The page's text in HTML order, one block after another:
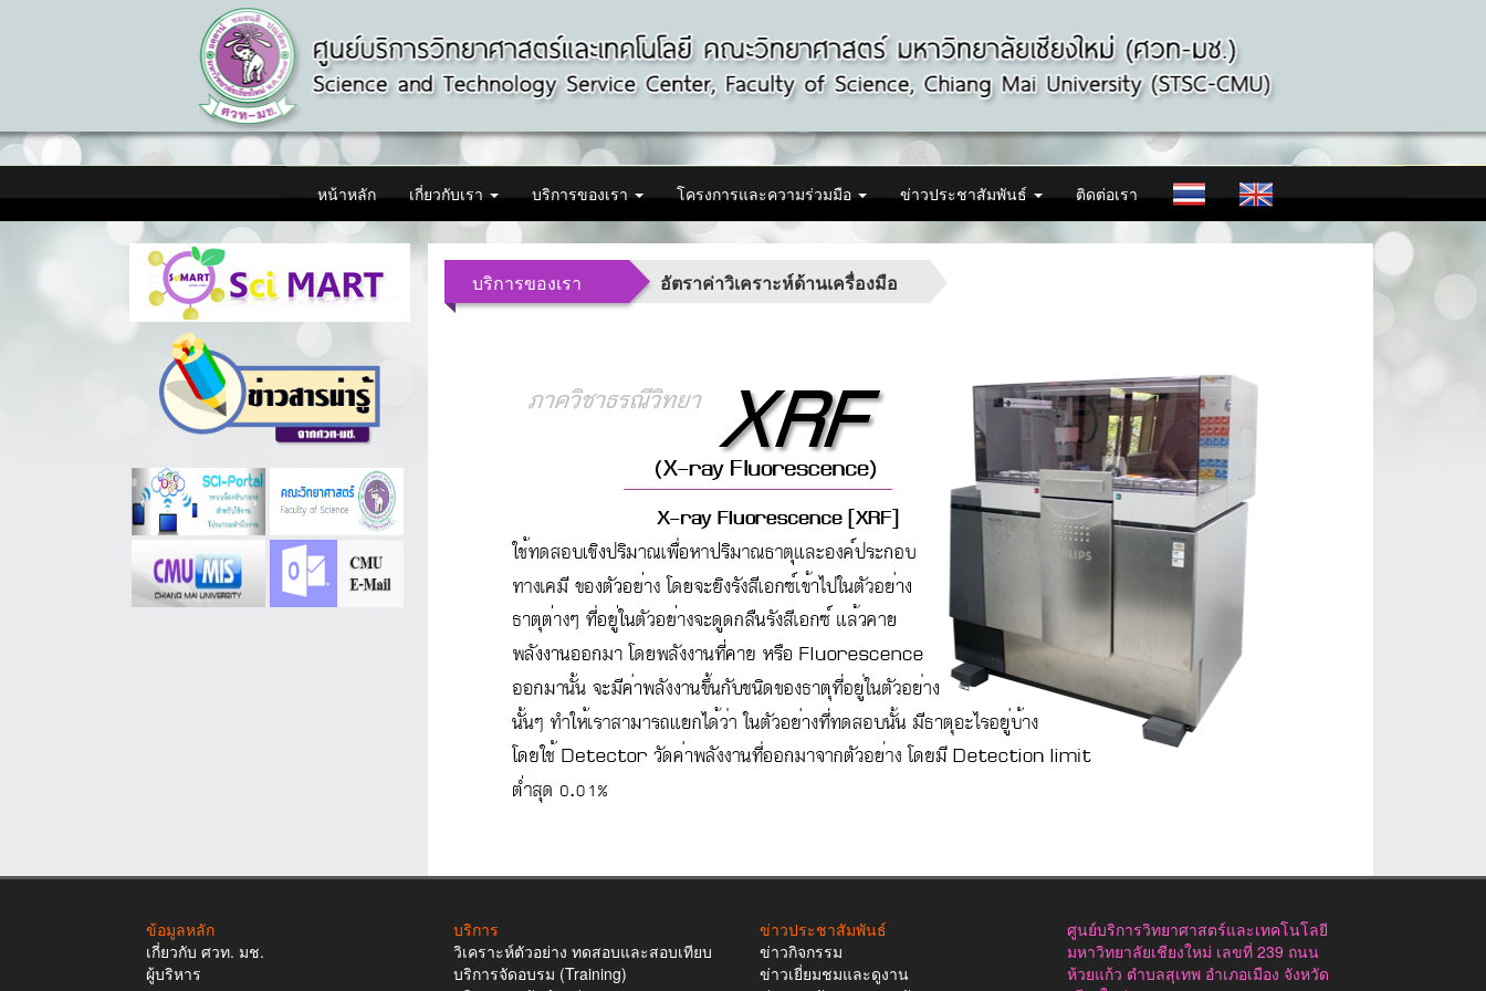
หน้าหลัก เกี่ยวกับเรา บริการของเรา โครงการและความร่วมมือ ข่าวประชาสัมพันธ์ ติดต่อเรา
บริการของเรา อัตราค่าวิเคราะห์ด้านเครื่องมือ
ข้อมูลหลัก
เกี่ยวกับ ศวท. มช.
ผู้บริหาร
บริการ
วิเคราะห์ตัวอย่าง ทดสอบและสอบเทียบ
บริการจัดอบรม (Training)
ข่าวประชาสัมพันธ์
ข่าวกิจกรรม
ข่าวเยี่ยมชมและดูงาน
ศูนย์บริการวิทยาศาสตร์และเทคโนโลยี
มหาวิทยาลัยเชียงใหม่ เลขที่ 239 ถนน
ห้วยแก้ว ตำบลสุเทพ อำเภอเมือง จังหวัด